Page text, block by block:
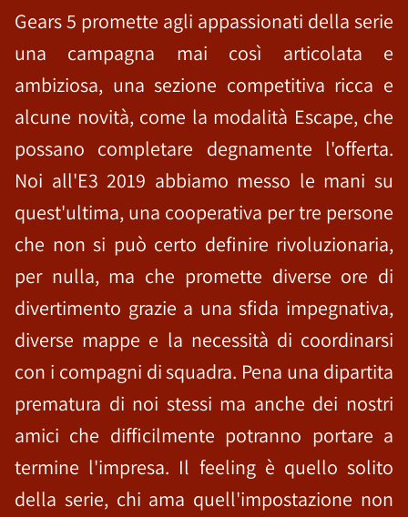
Gears 5 promette agli appassionati della serie
una campagna mai così articolata e
ambiziosa, una sezione competitiva ricca e
alcune novità, come la modalità Escape, che
possano completare degnamente l'offerta.
Noi all'E3 2019 abbiamo messo le mani su
quest'ultima, una cooperativa per tre persone
che non si può certo definire rivoluzionaria,
per nulla, ma che promette diverse ore di
divertimento grazie a una sfida impegnativa,
diverse mappe e la necessità di coordinarsi
con i compagni di squadra. Pena una dipartita
prematura di noi stessi ma anche dei nostri
amici che difficilmente potranno portare a
termine l'impresa. Il feeling è quello solito
della serie, chi ama quell'impostazione non